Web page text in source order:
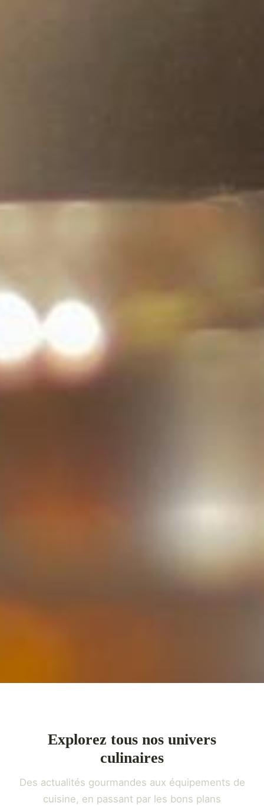
Explorez tous nos univers
culinaires
Des actualités gourmandes aux équipements de
cuisine, en passant par les bons plans